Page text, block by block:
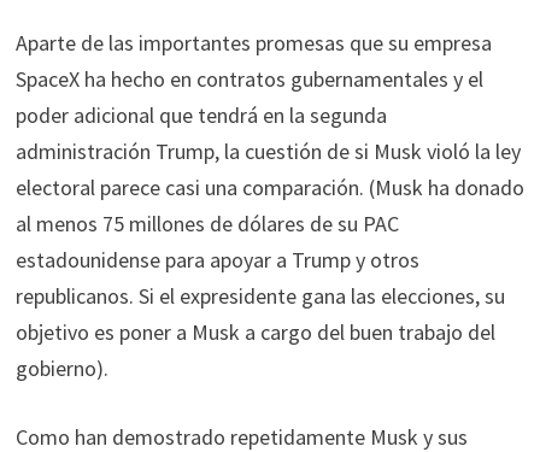
Aparte de las importantes promesas que su empresa
SpaceX ha hecho en contratos gubernamentales y el
poder adicional que tendrá en la segunda
administración Trump, la cuestión de si Musk violó la ley
electoral parece casi una comparación. (Musk ha donado
al menos 75 millones de dólares de su PAC
estadounidense para apoyar a Trump y otros
republicanos. Si el expresidente gana las elecciones, su
objetivo es poner a Musk a cargo del buen trabajo del
gobierno).
Como han demostrado repetidamente Musk y sus